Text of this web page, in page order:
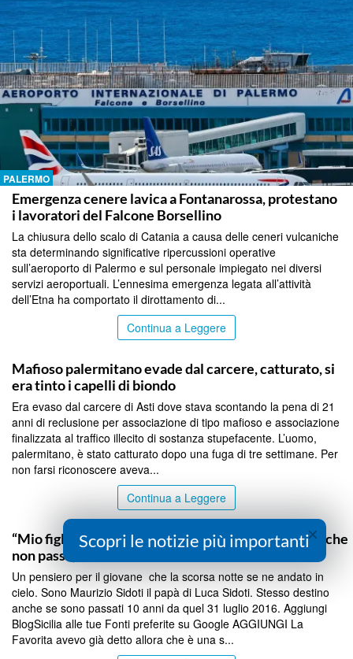
PALERMO
Emergenza cenere lavica a Fontanarossa, protestano
i lavoratori del Falcone Borsellino
La chiusura dello scalo di Catania a causa delle ceneri vulcaniche
sta determinando significative ripercussioni operative
sull’aeroporto di Palermo e sul personale impiegato nei diversi
servizi aeroportuali. L’ennesima emergenza legata all’attività
dell’Etna ha comportato il dirottamento di...
Continua a Leggere
Mafioso palermitano evade dal carcere, catturato, si
era tinto i capelli di biondo
Era evaso dal carcere di Asti dove stava scontando la pena di 21
anni di reclusione per associazione di tipo mafioso e associazione
finalizzata al traffico illecito di sostanza stupefacente. L’uomo,
palermitano, è stato catturato dopo una fuga di tre settimane. Per
non farsi riconoscere aveva...
Continua a Leggere
“Mio figlio morto 10 anni fa alla Favorita, un dolore che
non passa, ma lui è ancora vivo”
Un pensiero per il giovane che la scorsa notte se ne andato in
cielo. Sono Maurizio Sidoti il papà di Luca Sidoti. Stesso destino
anche se sono passati 10 anni da quel 31 luglio 2016. Aggiungi
BlogSicilia alle tue Fonti preferite su Google AGGIUNGI La
Favorita avevo già detto allora che è una s...
×
Scopri le notizie più importanti